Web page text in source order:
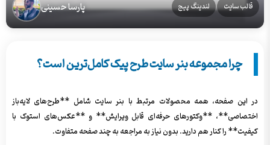
قالب سایت لندینگ پیج پارسا حسینی
چرا مجموعه بنر سایت طرح پیک کامل‌ترین است؟
در این صفحه، همه محصولات مرتبط با بنر سایت شامل **طرح‌های لایه‌باز
اختصاصی**، **وکتورهای حرفه‌ای قابل ویرایش** و **عکس‌های استوک با
کیفیت** را کنار هم دارید. بدون نیاز به مراجعه به چند صفحه متفاوت.